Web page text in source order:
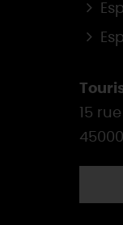
15